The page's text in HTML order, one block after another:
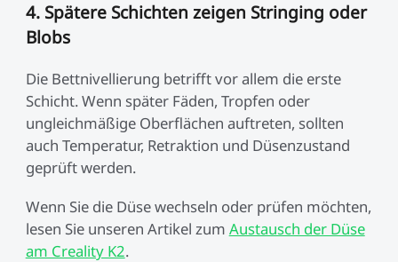
4. Spätere Schichten zeigen Stringing oder
Blobs
Die Bettnivellierung betrifft vor allem die erste
Schicht. Wenn später Fäden, Tropfen oder
ungleichmäßige Oberflächen auftreten, sollten
auch Temperatur, Retraktion und Düsenzustand
geprüft werden.
Wenn Sie die Düse wechseln oder prüfen möchten,
lesen Sie unseren Artikel zum Austausch der Düse
am Creality K2.